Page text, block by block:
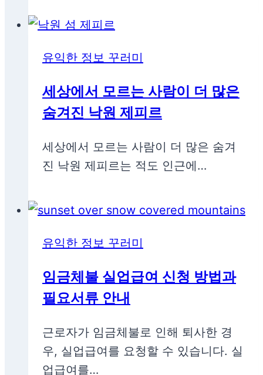
유익한 정보 꾸러미
세상에서 모르는 사람이 더 많은
숨겨진 낙원 제피르
세상에서 모르는 사람이 더 많은 숨겨
진 낙원 제피르는 적도 인근에…
유익한 정보 꾸러미
임금체불 실업급여 신청 방법과
필요서류 안내
근로자가 임금체불로 인해 퇴사한 경
우, 실업급여를 요청할 수 있습니다. 실
업급여를…